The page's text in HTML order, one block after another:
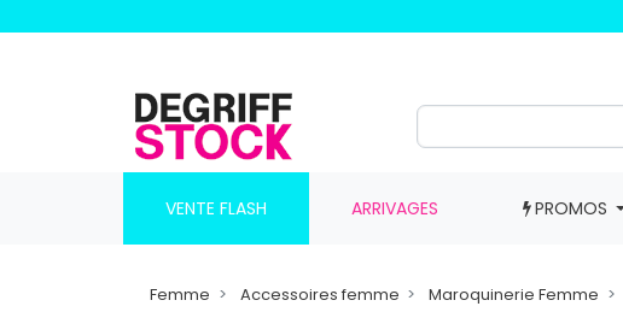
VENTE FLASH ARRIVAGES PROMOS
Femme Accessoires femme Maroquinerie Femme